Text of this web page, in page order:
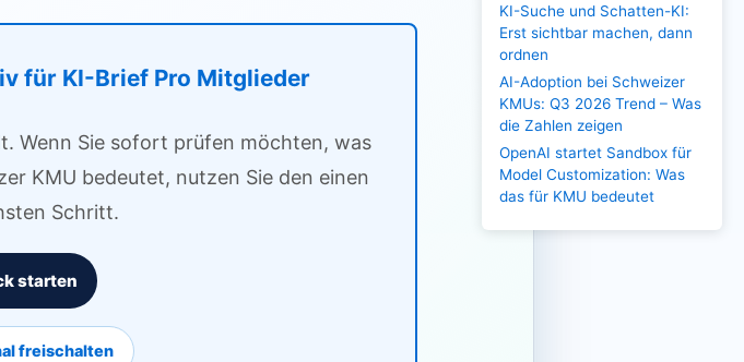
für KI-Brief Pro Mitglieder
Wenn Sie sofort prüfen möchten, was
KMU bedeutet, nutzen Sie den einen
Schritt.
starten
freischalten
KI-Suche und Schatten-KI:
Erst sichtbar machen, dann
ordnen
AI-Adoption bei Schweizer
KMUs: Q3 2026 Trend – Was
die Zahlen zeigen
OpenAI startet Sandbox für
Model Customization: Was
das für KMU bedeutet